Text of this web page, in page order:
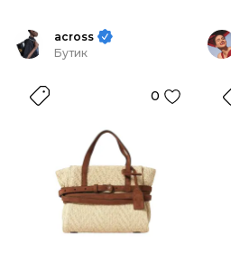
across
Бутик
0